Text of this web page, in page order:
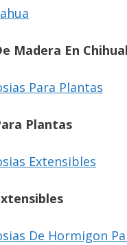
Madera En
Plantas